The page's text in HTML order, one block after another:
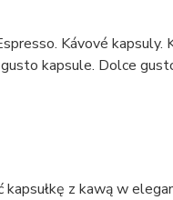
Kávové kapsuly.
kapsule. Dolce
z kawą w